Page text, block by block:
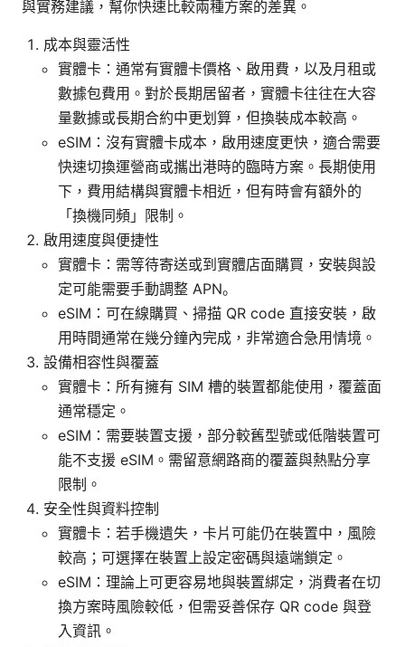
與實務建議，幫你快速比較兩種方案的差異。
成本與靈活性
實體卡：通常有實體卡價格、啟用費，以及月租或
數據包費用。對於長期居留者，實體卡往往在大容
量數據或長期合約中更划算，但換裝成本較高。
eSIM：沒有實體卡成本，啟用速度更快，適合需要
快速切換運營商或攜出港時的臨時方案。長期使用
下，費用結構與實體卡相近，但有時會有額外的
「換機同頻」限制。
啟用速度與便捷性
實體卡：需等待寄送或到實體店面購買，安裝與設
定可能需要手動調整 APN。
eSIM：可在線購買、掃描 QR code 直接安裝，啟
用時間通常在幾分鐘內完成，非常適合急用情境。
設備相容性與覆蓋
實體卡：所有擁有 SIM 槽的裝置都能使用，覆蓋面
通常穩定。
eSIM：需要裝置支援，部分較舊型號或低階裝置可
能不支援 eSIM。需留意網路商的覆蓋與熱點分享
限制。
安全性與資料控制
實體卡：若手機遺失，卡片可能仍在裝置中，風險
較高；可選擇在裝置上設定密碼與遠端鎖定。
eSIM：理論上可更容易地與裝置綁定，消費者在切
換方案時風險較低，但需妥善保存 QR code 與登
入資訊。